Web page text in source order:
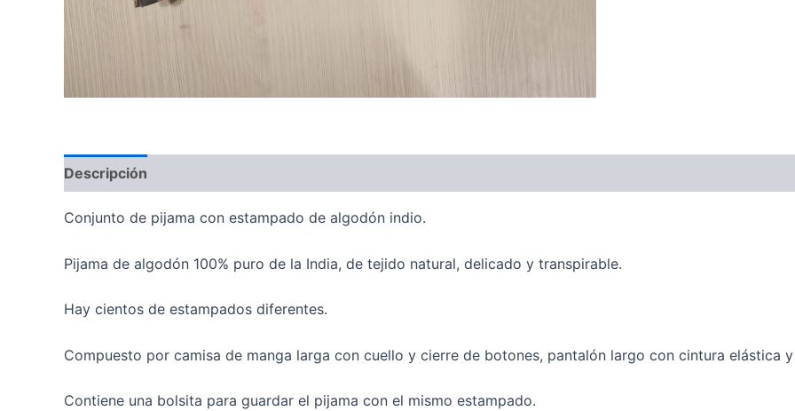
Descripción
Conjunto de pijama con estampado de algodón indio.
Pijama de algodón 100% puro de la India, de tejido natural, delicado y transpirable.
Hay cientos de estampados diferentes.
Compuesto por camisa de manga larga con cuello y cierre de botones, pantalón largo con cintura elástica
Contiene una bolsita para guardar el pijama con el mismo estampado.